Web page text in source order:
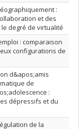
:
et des
degré de virtualité
: comparaison
configurations de
d&apos;amis
de
:
dépressifs et du
de la